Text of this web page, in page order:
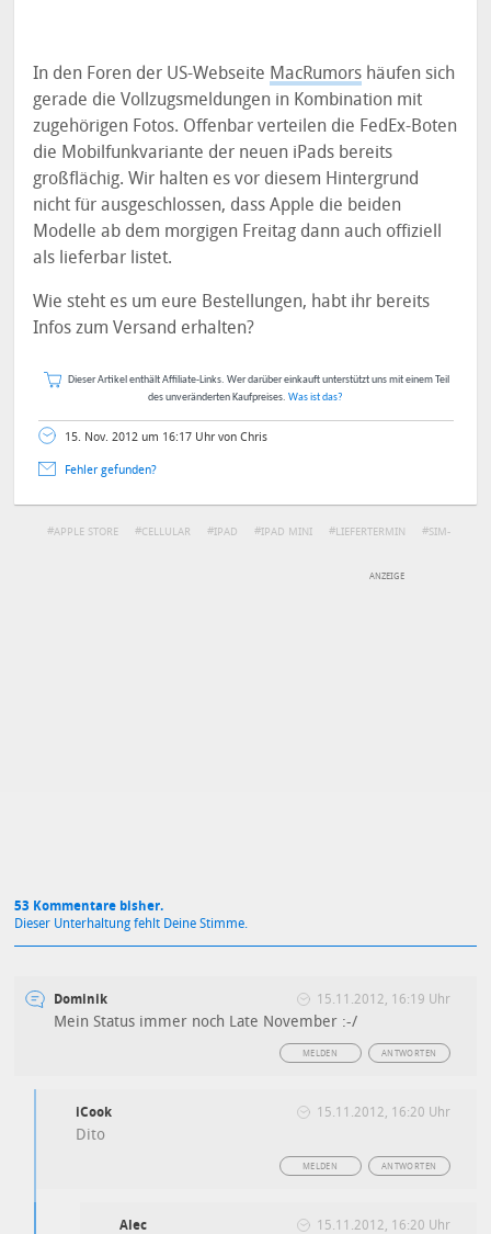
In den Foren der US-Webseite MacRumors häufen sich
gerade die Vollzugsmeldungen in Kombination mit
zugehörigen Fotos. Offenbar verteilen die FedEx-Boten
die Mobilfunkvariante der neuen iPads bereits
großflächig. Wir halten es vor diesem Hintergrund
nicht für ausgeschlossen, dass Apple die beiden
Modelle ab dem morgigen Freitag dann auch offiziell
als lieferbar listet.
Wie steht es um eure Bestellungen, habt ihr bereits
Infos zum Versand erhalten?
Dieser Artikel enthält Affiliate-Links. Wer darüber einkauft unterstützt uns mit einem Teil
des unveränderten Kaufpreises. Was ist das?
15. Nov. 2012 um 16:17 Uhr von Chris
Fehler gefunden?
APPLE STORE CELLULAR IPAD IPAD MINI LIEFERTERMIN SIM-
53 Kommentare bisher.
Dieser Unterhaltung fehlt Deine Stimme.
Dominik 15.11.2012, 16:19 Uhr
Mein Status immer noch Late November :-/
ANTWORTEN
MELDEN
iCook 15.11.2012, 16:20 Uhr
Dito
ANTWORTEN
MELDEN
Alec 15.11.2012, 16:20 Uhr